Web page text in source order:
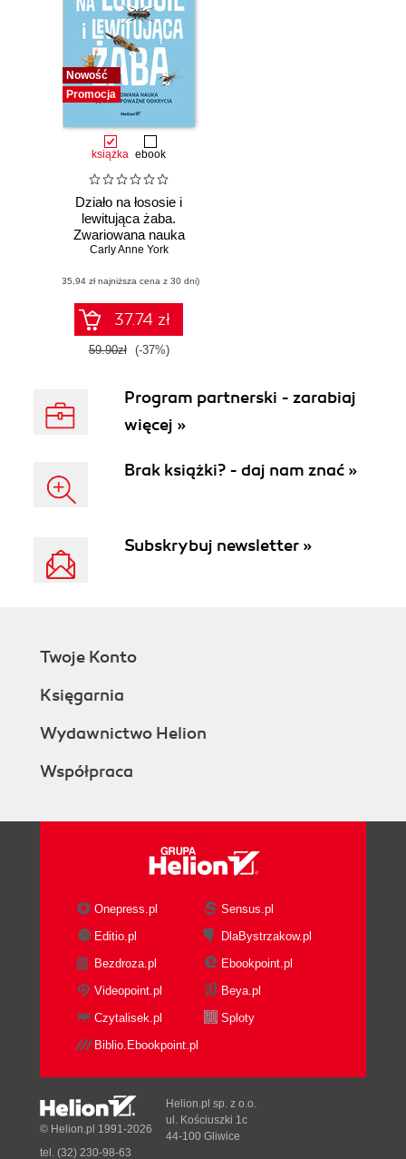
Nowość
Promocja
książka ebook
Działo na łososie i
lewitująca żaba.
Zwariowana nauka
i jej całkiem
Carly Anne York
(35,94 zł najniższa cena z 30 dni)
37.74 zł
59.90zł (-37%)
Program partnerski - zarabiaj
więcej »
Brak książki? - daj nam znać »
Subskrybuj newsletter »
Twoje Konto
Księgarnia
Wydawnictwo Helion
Współpraca
Onepress.pl
Sensus.pl
Editio.pl
DlaBystrzakow.pl
Bezdroza.pl
Ebookpoint.pl
Videopoint.pl
Beya.pl
Czytalisek.pl
Sploty
Biblio.Ebookpoint.pl
© Helion.pl 1991-2026
Helion.pl sp. z o.o.
ul. Kościuszki 1c
44-100 Gliwice
tel. (32) 230-98-63